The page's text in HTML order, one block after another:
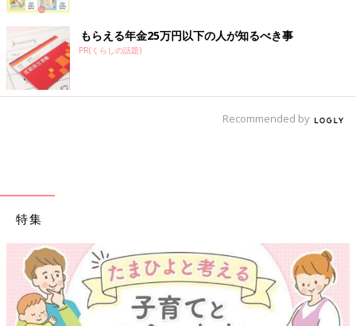
もらえる年金25万円以下の人が知るべき事
PR(くらしの話題)
Recommended by
特集